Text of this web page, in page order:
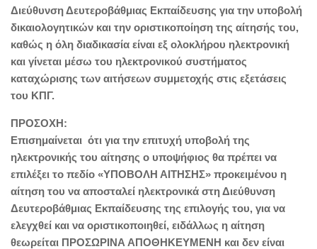
Διεύθυνση Δευτεροβάθμιας Εκπαίδευσης για την υποβολή
δικαιολογητικών και την οριστικοποίηση της αίτησής του,
καθώς η όλη διαδικασία είναι εξ ολοκλήρου ηλεκτρονική
και γίνεται μέσω του ηλεκτρονικού συστήματος
καταχώρισης των αιτήσεων συμμετοχής στις εξετάσεις
του ΚΠΓ.
ΠΡΟΣΟΧΗ:
Επισημαίνεται ότι για την επιτυχή υποβολή της
ηλεκτρονικής του αίτησης ο υποψήφιος θα πρέπει να
επιλέξει το πεδίο «ΥΠΟΒΟΛΗ ΑΙΤΗΣΗΣ» προκειμένου η
αίτηση του να αποσταλεί ηλεκτρονικά στη Διεύθυνση
Δευτεροβάθμιας Εκπαίδευσης της επιλογής του, για να
ελεγχθεί και να οριστικοποιηθεί, ειδάλλως η αίτηση
θεωρείται ΠΡΟΣΩΡΙΝΑ ΑΠΟΘΗΚΕΥΜΕΝΗ και δεν είναι